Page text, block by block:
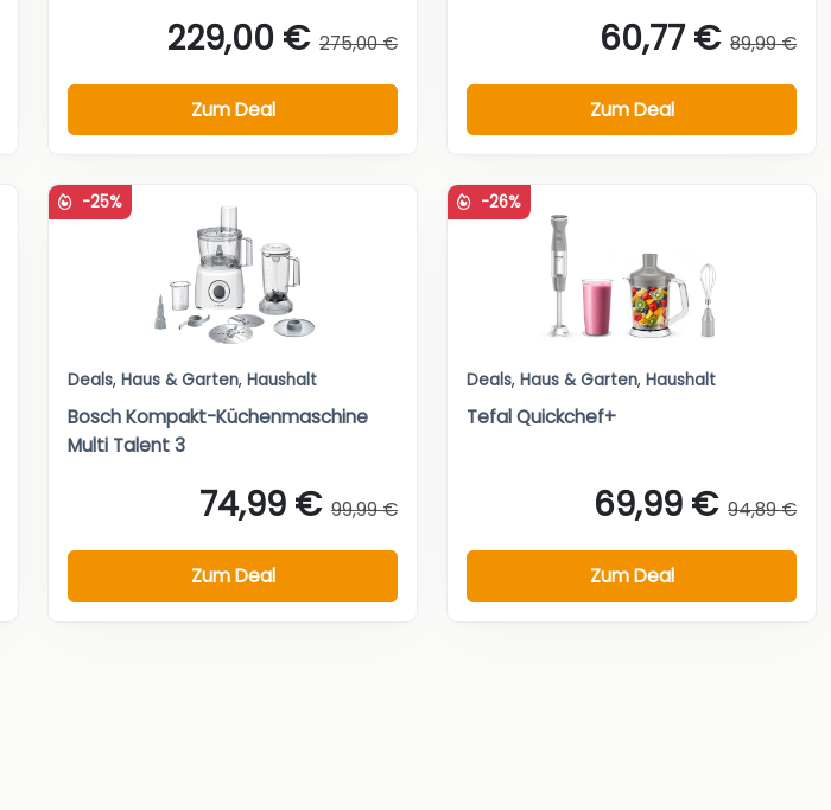
229,00 € 275,00 €
Zum Deal
60,77 € 89,99 €
Zum Deal
-25%
Deals, Haus & Garten, Haushalt
Bosch Kompakt-Küchenmaschine
Multi Talent 3
74,99 € 99,99 €
Zum Deal
-26%
Deals, Haus & Garten, Haushalt
Tefal Quickchef+
69,99 € 94,89 €
Zum Deal